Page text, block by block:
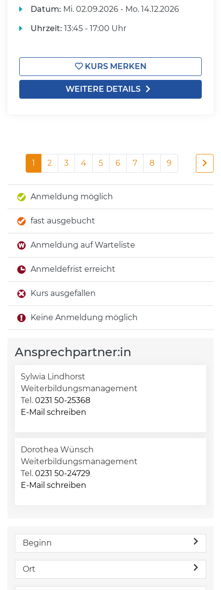
Datum: Mi. 02.09.2026 - Mo. 14.12.2026
Uhrzeit: 13:45 - 17:00 Uhr
KURS MERKEN
WEITERE DETAILS
1 2 3 4 5 6 7 8 9
Anmeldung möglich
fast ausgebucht
Anmeldung auf Warteliste
Anmeldefrist erreicht
Kurs ausgefallen
Keine Anmeldung möglich
Ansprechpartner:in
Sylwia Lindhorst
Weiterbildungsmanagement
Tel. 0231 50-25368
E-Mail schreiben
Dorothea Wünsch
Weiterbildungsmanagement
Tel. 0231 50-24729
E-Mail schreiben
Beginn
Ort